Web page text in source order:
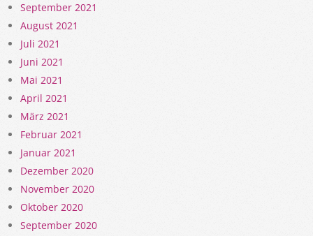
September 2021
August 2021
Juli 2021
Juni 2021
Mai 2021
April 2021
März 2021
Februar 2021
Januar 2021
Dezember 2020
November 2020
Oktober 2020
September 2020